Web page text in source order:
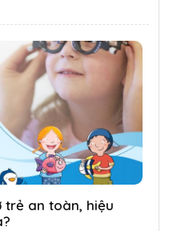
trẻ an toàn, hiệu